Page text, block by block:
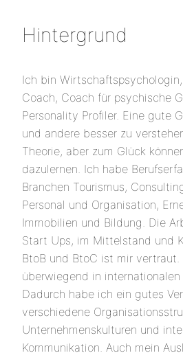
Hintergrund
Ich bin
Coach, Coach für psychische
Personality Profiler. Eine gute
und andere besser zu
Theorie, aber zum Glück
dazulernen. Ich habe
Branchen Tourismus,
Personal und Organisation,
Immobilien und Bildung. Die
Start Ups, im Mittelstand und
BtoB und BtoC ist mir vertraut.
überwiegend in internationalen
Dadurch habe ich ein gutes
verschiedene
Unternehmenskulturen und
Kommunikation. Auch mein